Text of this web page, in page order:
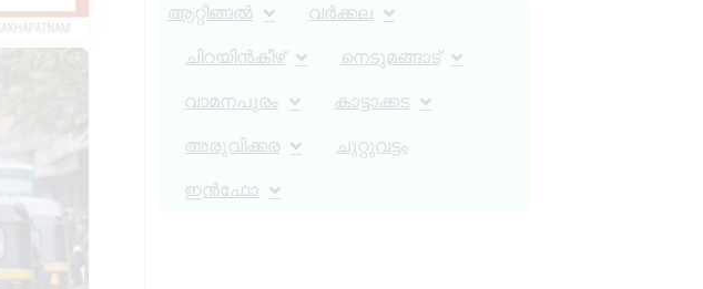
ആറ്റിങ്ങൽ വർക്കല
ചിറയിൻകീഴ് നെടുമങ്ങാട്
വാമനപുരം കാട്ടാക്കട
അരുവിക്കര ചുറ്റുവട്ടം
ഇൻഫോ